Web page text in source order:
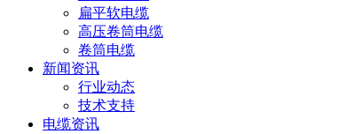
扁平软电缆
高压卷筒电缆
卷筒电缆
新闻资讯
行业动态
技术支持
电缆资讯